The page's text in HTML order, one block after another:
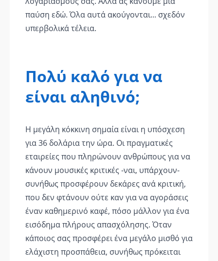
παύση εδώ. Όλα αυτά ακούγονται... σχεδόν
υπερβολικά τέλεια.
Πολύ καλό για να
είναι αληθινό;
Η μεγάλη κόκκινη σημαία είναι η υπόσχεση
για 36 δολάρια την ώρα. Οι πραγματικές
εταιρείες που πληρώνουν ανθρώπους για να
κάνουν μουσικές κριτικές -ναι, υπάρχουν-
συνήθως προσφέρουν δεκάρες ανά κριτική,
που δεν φτάνουν ούτε καν για να αγοράσεις
έναν καθημερινό καφέ, πόσο μάλλον για ένα
εισόδημα πλήρους απασχόλησης. Όταν
κάποιος σας προσφέρει ένα μεγάλο μισθό για
ελάχιστη προσπάθεια, συνήθως πρόκειται